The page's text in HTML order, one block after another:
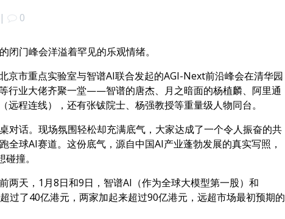
| 0
门峰会洋溢着罕见的乐观情绪。
京市重点实验室与智谱AI联合发起的AGI-Next前沿峰会在清华园
行业大佬齐聚一堂——智谱的唐杰、月之暗面的杨植麟、阿里通
程连线），还有张钹院士、杨强教授等重量级人物同台。
对话。现场氛围轻松却充满底气，大家达成了一个令人振奋的共
全球AI赛道。这份底气，源自中国AI产业蓬勃发展的真实写照，
撞。
两天，1月8日和9日，智谱AI（作为全球大模型第一股）和
过了40亿港元，两家加起来超过90亿港元，远超市场最初预期的